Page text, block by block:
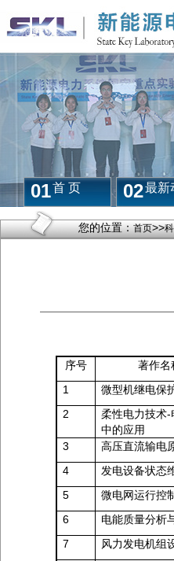
01首 页 02最新
您的位置：首页>>
序号 著作名
1
微型机继电保
2
柔性电力技术-
中的应用
3 高压直流输电
4
发电设备状态
5
微电网运行控
6
电能质量分析
7
风力发电机组